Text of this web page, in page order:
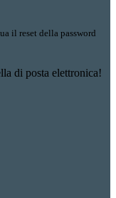
il reset della password
di posta elettronica!